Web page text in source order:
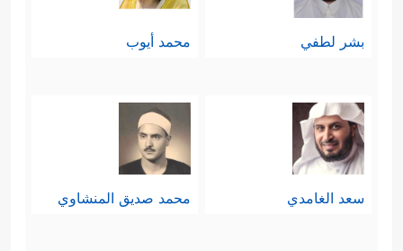
تاسعًا: إنهم يلمزون المتصدِّقين
ٱلۡمُؤۡمِنِینَ فِی ٱلصَّدَقَـٰتِ وَٱلَّذِینَ لَا یَجِدُونَ إِلَّا
جُهۡدَهُمۡ فَیَسۡخَرُونَ مِنۡهُمۡ﴾فهم لم يَكتَفوا
بالبخل ومسك اليد، بل راحوا يُثبِّطون
بشر لطفي محمد أيوب
سعد الغامدي محمد صديق المنشاوي